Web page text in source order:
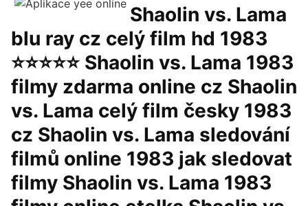
Shaolin vs. Lama
blu ray cz celý film hd 1983
⭐⭐⭐⭐⭐ Shaolin vs. Lama 1983
filmy zdarma online cz Shaolin
vs. Lama celý film česky 1983
cz Shaolin vs. Lama sledování
filmů online 1983 jak sledovat
filmy Shaolin vs. Lama 1983